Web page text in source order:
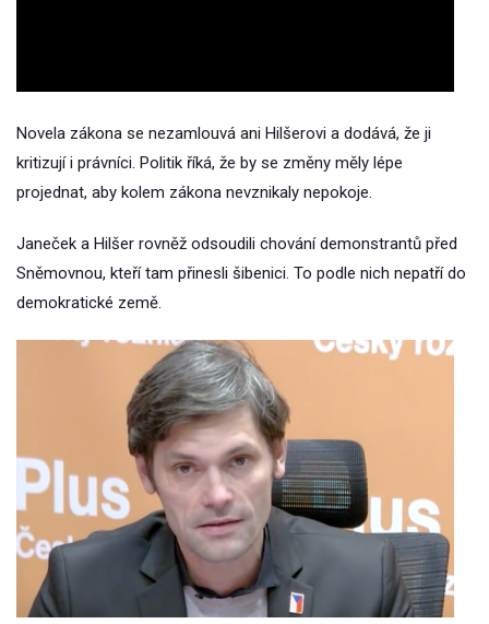
Novela zákona se nezamlouvá ani Hilšerovi a dodává, že ji
kritizují i právníci. Politik říká, že by se změny měly lépe
projednat, aby kolem zákona nevznikaly nepokoje.
Janeček a Hilšer rovněž odsoudili chování demonstrantů před
Sněmovnou, kteří tam přinesli šibenici. To podle nich nepatří do
demokratické země.